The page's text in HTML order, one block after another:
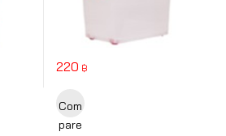
variants. The options may be chosen
220 ฿
Com
pare